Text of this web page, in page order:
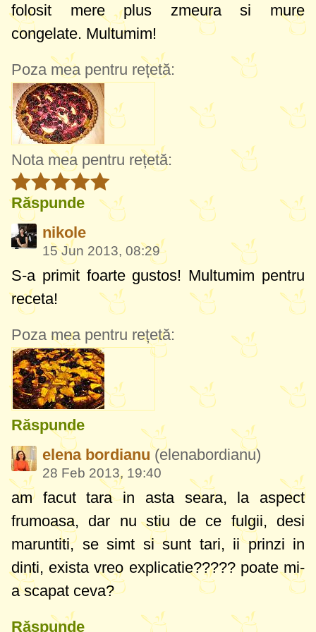
folosit mere plus zmeura si mure
congelate. Multumim!
Poza mea pentru rețetă:
Nota mea pentru rețetă:
Răspunde
nikole
15 Jun 2013, 08:29
S-a primit foarte gustos! Multumim pentru
receta!
Poza mea pentru rețetă:
Răspunde
elena bordianu(elenabordianu)
28 Feb 2013, 19:40
am facut tara in asta seara, la aspect
frumoasa, dar nu stiu de ce fulgii, desi
maruntiti, se simt si sunt tari, ii prinzi in
dinti, exista vreo explicatie????? poate mi-
a scapat ceva?
Răspunde